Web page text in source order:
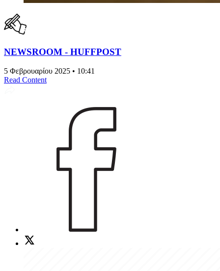
NEWSROOM - HUFFPOST
5 Φεβρουαρίου 2025 • 10:41
Read Content